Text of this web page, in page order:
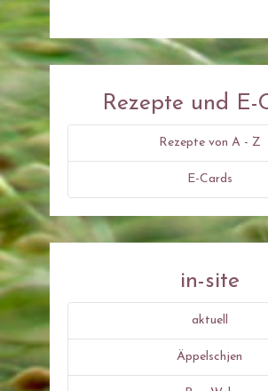
Rezepte und E-
Rezepte von A - Z
E-Cards
in-site
aktuell
Äppelschjen